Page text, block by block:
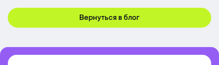
Вернуться в блог